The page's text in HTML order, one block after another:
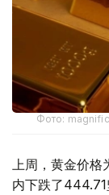
Фото:
上周，黄金价格
内下跌了444.71